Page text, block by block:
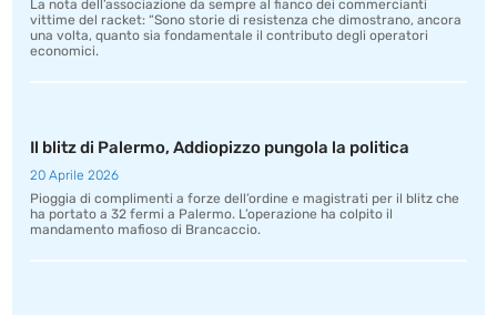
La nota dell’associazione da sempre al fianco dei commercianti
vittime del racket: “Sono storie di resistenza che dimostrano, ancora
una volta, quanto sia fondamentale il contributo degli operatori
economici.
Il blitz di Palermo, Addiopizzo pungola la politica
20 Aprile 2026
Pioggia di complimenti a forze dell’ordine e magistrati per il blitz che
ha portato a 32 fermi a Palermo. L’operazione ha colpito il
mandamento mafioso di Brancaccio.